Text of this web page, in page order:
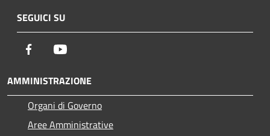
SEGUICI SU
Facebook
AMMINISTRAZIONE
Organi di Governo
Aree Amministrative